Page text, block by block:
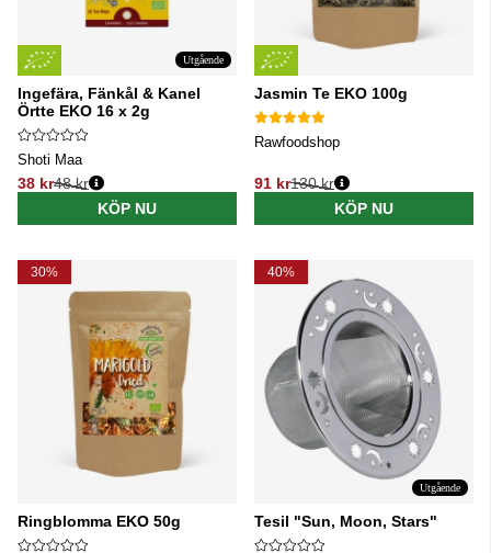
Utgående
Ingefära, Fänkål & Kanel
Örtte EKO 16 x 2g
Shoti Maa
38 kr
Ordinarie pris:
48 kr
KÖP NU
Jasmin Te EKO 100g
Rawfoodshop
91 kr
Ordinarie pris:
130 kr
KÖP NU
30%
Ringblomma EKO 50g
40%
Utgående
Tesil "Sun, Moon, Stars"